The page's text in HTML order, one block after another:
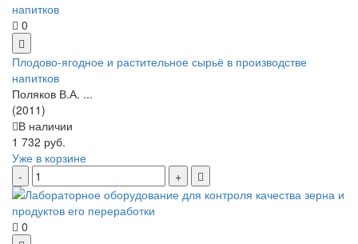
0
Плодово-ягодное и растительное сырьё в производстве
напитков
Поляков В.А. ...
(2011)
В наличии
1 732 руб.
Уже в корзине
0